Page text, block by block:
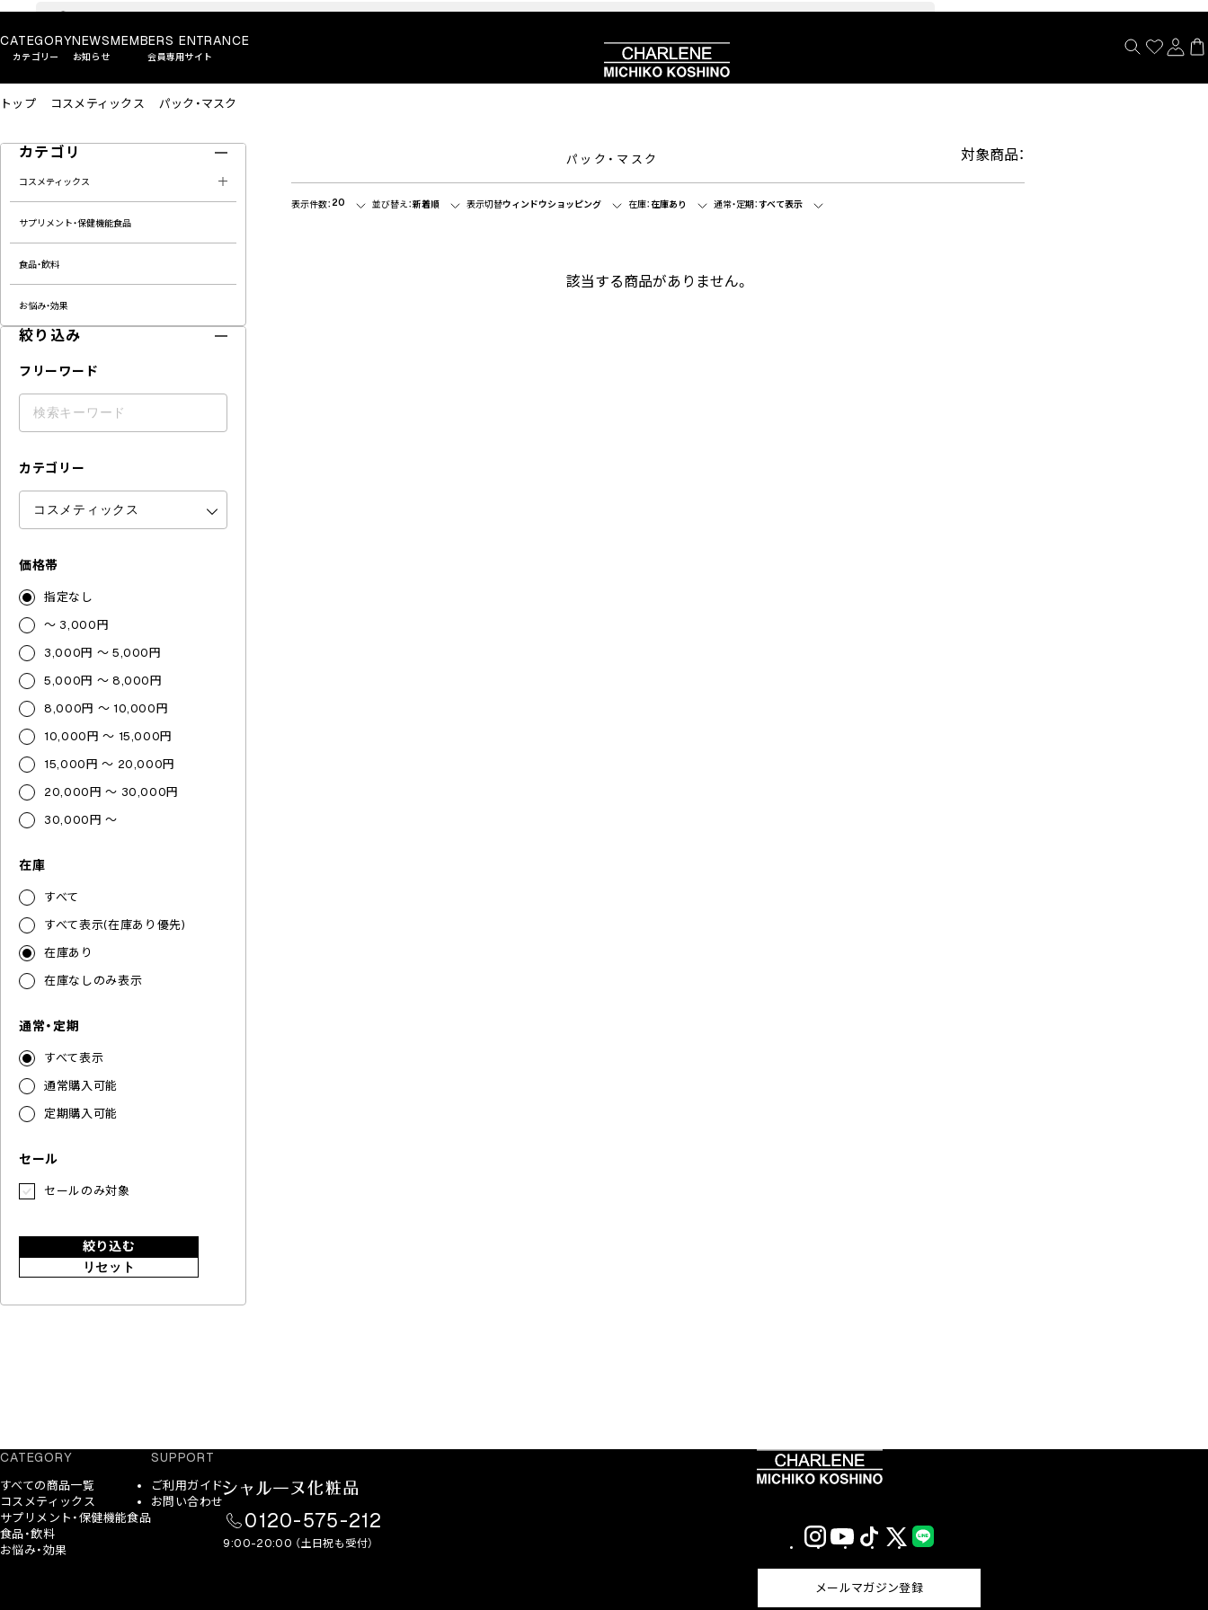
CATEGORY
カテゴリー
NEWS
お知らせ
MEMBERS ENTRANCE
会員専用サイト
トップ コスメティックス パック・マスク
カテゴリ
コスメティックス
サプリメント・保健機能食品
食品・飲料
お悩み・効果
絞り込み
フリーワード
カテゴリー
価格帯
指定なし
～ 3,000円
3,000円 ～ 5,000円
5,000円 ～ 8,000円
8,000円 ～ 10,000円
10,000円 ～ 15,000円
15,000円 ～ 20,000円
20,000円 ～ 30,000円
30,000円 ～
在庫
すべて
すべて表示(在庫あり優先)
在庫あり
在庫なしのみ表示
通常・定期
すべて表示
通常購入可能
定期購入可能
セール
セールのみ対象
絞り込む
リセット
パック・マスク 対象商品：
表示件数： 20 並び替え：新着順 表示切替ウィンドウショッピング 在庫：在庫あり 通常・定期：すべて表示
該当する商品がありません。
CATEGORY
すべての商品一覧
コスメティックス
サプリメント・保健機能食品
食品・飲料
お悩み・効果
SUPPORT
ご利用ガイド
お問い合わせ
0120-575-212
9:00-20:00 （土日祝も受付）
InstagramYouTubeTikTok X
(Twitter)
メールマガジン登録